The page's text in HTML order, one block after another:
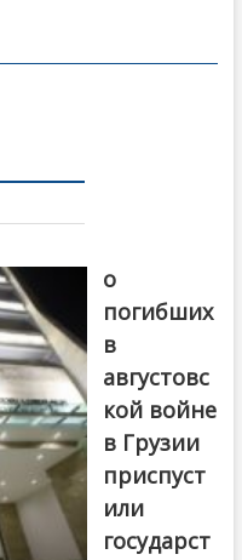
о
погибших
в
августовс
кой войне
в Грузии
приспуст
или
государст